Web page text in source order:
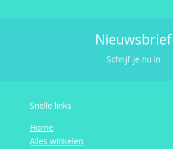
Nieuwsbrief
Schrijf je nu in
Snelle links
Home
Alles winkelen